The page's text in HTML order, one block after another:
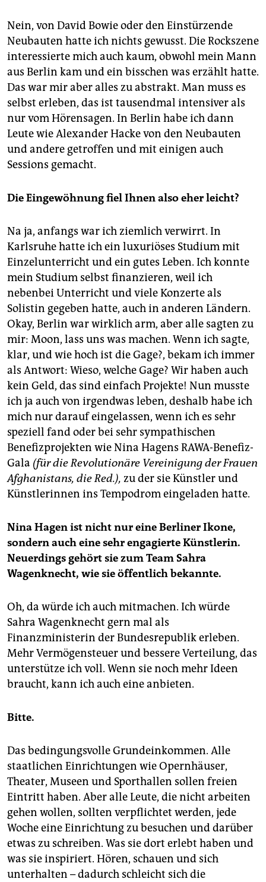
Nein, von David Bowie oder den Einstürzende
Neubauten hatte ich nichts gewusst. Die Rockszene
interessierte mich auch kaum, obwohl mein Mann
aus Berlin kam und ein bisschen was erzählt hatte.
Das war mir aber alles zu abstrakt. Man muss es
selbst erleben, das ist tausendmal intensiver als
nur vom Hörensagen. In Berlin habe ich dann
Leute wie Alexander Hacke von den Neubauten
und andere getroffen und mit einigen auch
Sessions gemacht.
Die Eingewöhnung fiel Ihnen also eher leicht?
Na ja, anfangs war ich ziemlich verwirrt. In
Karlsruhe hatte ich ein luxuriöses Studium mit
Einzelunterricht und ein gutes Leben. Ich konnte
mein Studium selbst finanzieren, weil ich
nebenbei Unterricht und viele Konzerte als
Solistin gegeben hatte, auch in anderen Ländern.
Okay, Berlin war wirklich arm, aber alle sagten zu
mir: Moon, lass uns was machen. Wenn ich sagte,
klar, und wie hoch ist die Gage?, bekam ich immer
als Antwort: Wieso, welche Gage? Wir haben auch
kein Geld, das sind einfach Projekte! Nun musste
ich ja auch von irgendwas leben, deshalb habe ich
mich nur darauf eingelassen, wenn ich es sehr
speziell fand oder bei sehr sympathischen
Benefizprojekten wie Nina Hagens RAWA-Benefiz-
Gala (für die Revolutionäre Vereinigung der Frauen
Afghanistans, die Red.), zu der sie Künstler und
Künstlerinnen ins Tempodrom eingeladen hatte.
Nina Hagen ist nicht nur eine Berliner Ikone,
sondern auch eine sehr engagierte Künstlerin.
Neuerdings gehört sie zum Team Sahra
Wagenknecht, wie sie öffentlich bekannte.
Oh, da würde ich auch mitmachen. Ich würde
Sahra Wagenknecht gern mal als
Finanzministerin der Bundesrepublik erleben.
Mehr Vermögensteuer und bessere Verteilung, das
unterstütze ich voll. Wenn sie noch mehr Ideen
braucht, kann ich auch eine anbieten.
Bitte.
Das bedingungsvolle Grundeinkommen. Alle
staatlichen Einrichtungen wie Opernhäuser,
Theater, Museen und Sporthallen sollen freien
Eintritt haben. Aber alle Leute, die nicht arbeiten
gehen wollen, sollten verpflichtet werden, jede
Woche eine Einrichtung zu besuchen und darüber
etwas zu schrei­ben. Was sie dort erlebt haben und
was sie inspiriert. Hören, schauen und sich
unterhalten – dadurch schleicht sich die